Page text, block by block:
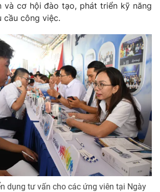
Podcast
Infographic
Shorts video
VTV Thể thao
Bất động sản
và cơ hội đào tạo, phát triển kỹ năng
cầu công việc.
dụng tư vấn cho các ứng viên tại Ngày